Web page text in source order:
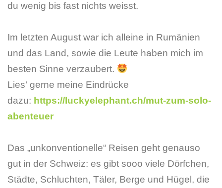
du wenig bis fast nichts weisst.
Im letzten August war ich alleine in Rumänien
und das Land, sowie die Leute haben mich im
besten Sinne verzaubert.
Lies‘ gerne meine Eindrücke
dazu: https://luckyelephant.ch/mut-zum-solo-
abenteuer
Das „unkonventionelle“ Reisen geht genauso
gut in der Schweiz: es gibt sooo viele Dörfchen,
Städte, Schluchten, Täler, Berge und Hügel, die